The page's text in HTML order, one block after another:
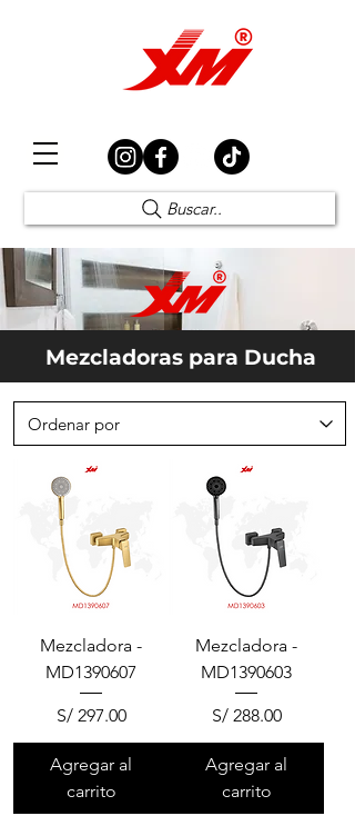
Buscar..
Mezcladoras para Ducha
Mezcladora -
MD1390607
Precio
S/ 297.00
Agregar al
carrito
Mezcladora -
MD1390603
Precio
S/ 288.00
Agregar al
carrito